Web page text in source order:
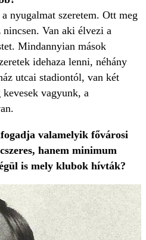
nyugalmat szeretem. Ott meg
nincsen. Van aki élvezi a
Mindannyian mások
idehaza lenni, néhány
utcai stadiontól, van két
vagyunk, a
valamelyik fővárosi
hanem minimum
is mely klubok hívták?